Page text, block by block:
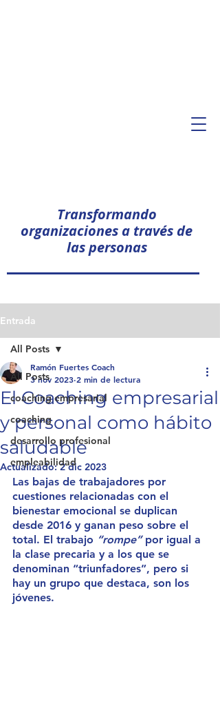
Transformando
organizaciones a través de
las personas
Entrada
All Posts
coaching empresarial
coaching
desarrollo profesional
empleabilidad
All Posts
El Coaching empresarial
y personal como hábito
saludable
Ramón Fuertes Coach
3 nov 2023 2 min de lectura
Actualizado:2 dic 2023
Las bajas de trabajadores por
cuestiones relacionadas con el
bienestar emocional se duplican
desde 2016 y ganan peso sobre el
total. El trabajo “rompe” por igual a
la clase precaria y a los que se
denominan “triunfadores”, pero si
hay un grupo que destaca, son los
jóvenes.